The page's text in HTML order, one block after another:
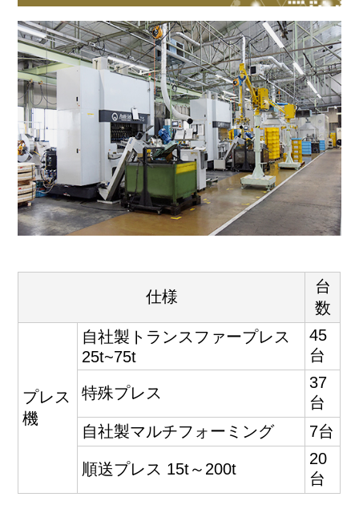
仕様
台
数
プレス
機
自社製トランスファープレス
25t~75t
45
台
特殊プレス
37
台
自社製マルチフォーミング
7台
順送プレス 15t～200t
20
台